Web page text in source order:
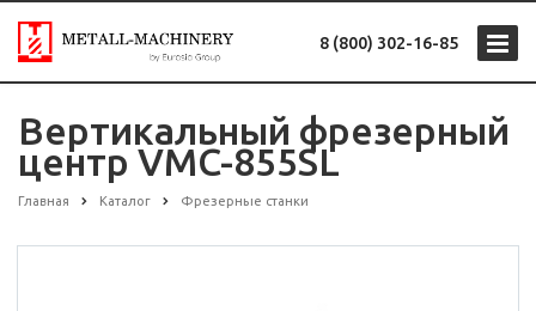
8 (800) 302-16-85
Вертикальный фрезерный
центр VMC-855SL
Главная Каталог Фрезерные станки